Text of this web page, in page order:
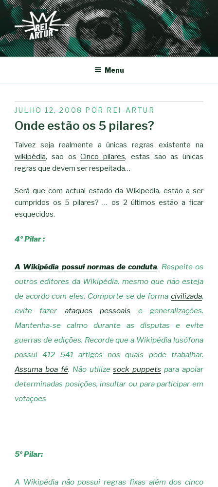
Saltar
para
conteúdo
REI-ARTUR
Menu
PUBLICADO
EM
JULHO 12, 2008 POR REI-ARTUR
Onde estão os 5 pilares?
Talvez seja realmente a únicas regras existente na
wikipédia, são osCinco pilares, estas são as únicas
regras que devem ser respeitada…
Será que com actual estado da Wikipedia, estão a ser
cumpridos os 5 pilares? … os 2 últimos estão a ficar
esquecidos.
4º Pilar :
A Wikipédia possui normas de conduta. Respeite os
outros editores da Wikipédia, mesmo que não esteja
de acordo com eles. Comporte-se de formacivilizada,
evite fazer ataques pessoais e generalizações.
Mantenha-se calmo durante as disputas e evite
guerras de edições. Recorde que a Wikipédia lusófona
possui 412 541 artigos nos quais pode trabalhar.
Assuma boa fé. Não utilizesock puppets para apoiar
determinadas posições, insultar ou para participar em
votações
5º Pilar:
A Wikipédia não possui regras fixas além dos cinco